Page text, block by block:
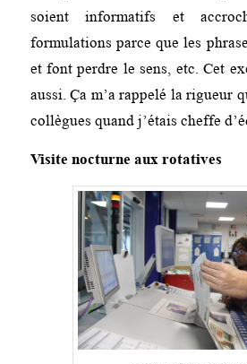
soient informatifs et
formulations parce que les
et font perdre le sens, etc. Cet
aussi. Ça m’a rappelé la rigueur
collègues quand j’étais cheffe
Visite nocturne aux rotatives